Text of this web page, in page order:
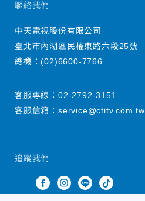
追蹤我們
聯絡我們
中天電視股份有限公司
臺北市內湖區民權東路六段25號
總機：(02)6600-7766
客服專線： 02-2792-3151
客服信箱： service@ctitv.com.tw